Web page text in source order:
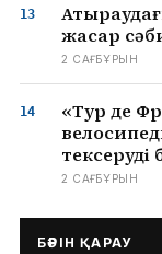
жасар
2 САҒ БҰРЫН
«Тур де
тексеруді
2 САҒ БҰРЫН
БӘРІН ҚАРАУ